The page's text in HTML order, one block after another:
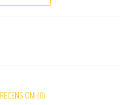
RECENSIONI (0)